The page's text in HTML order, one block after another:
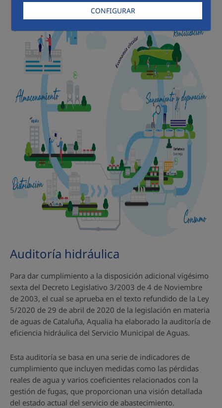
CONFIGURAR
Auditoría hidráulica
Para dar cumplimiento a la disposición adicional vigésimo
sexta del Decreto Legislativo 3/2003 de 4 de Noviembre
de 2003, el cual se aprueba en el texto refundido de la Ley
5/2020 de 29 de abril de 2020 de la legislación en materia
de aguas de Cataluña, Aqualia ha elaborado la auditoría de
eficiencia hidráulica del Servicio Municipal de Aguas.
Esta auditoría se basa en una serie de indicadores de
cumplimiento que incluyen medidas como las pérdidas
reales de agua y varios coeficientes relacionados con la
gestión de fugas, que proporcionan una visión detallada
del estado actual del servicio de abastecimiento.